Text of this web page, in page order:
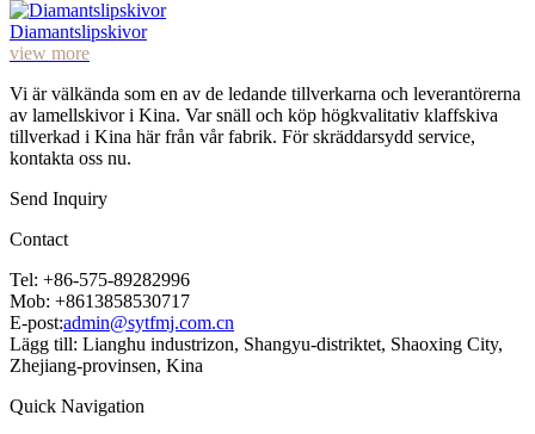
Diamantslipskivor
view more
Vi är välkända som en av de ledande tillverkarna och leverantörerna
av lamellskivor i Kina. Var snäll och köp högkvalitativ klaffskiva
tillverkad i Kina här från vår fabrik. För skräddarsydd service,
kontakta oss nu.
Send Inquiry
Contact
Tel: +86-575-89282996
Mob: +8613858530717
E-post:admin@sytfmj.com.cn
Lägg till: Lianghu industrizon, Shangyu-distriktet, Shaoxing City,
Zhejiang-provinsen, Kina
Quick Navigation